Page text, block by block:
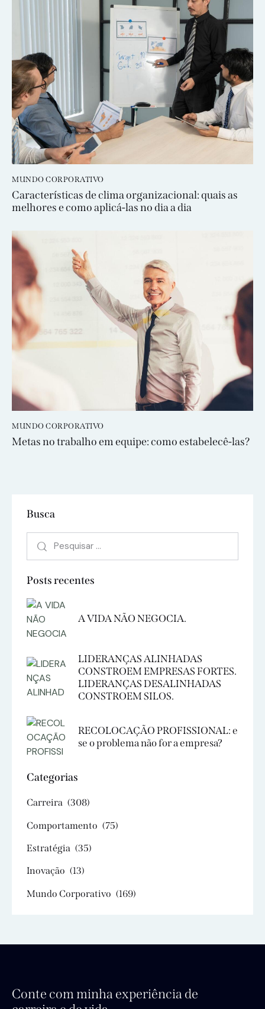
MUNDO CORPORATIVO
Características de clima organizacional: quais as
melhores e como aplicá-las no dia a dia
MUNDO CORPORATIVO
Metas no trabalho em equipe: como estabelecê-las?
Busca
Posts recentes
A VIDA NÃO NEGOCIA.
LIDERANÇAS ALINHADAS
CONSTROEM EMPRESAS FORTES.
LIDERANÇAS DESALINHADAS
CONSTROEM SILOS.
RECOLOCAÇÃO PROFISSIONAL: e
se o problema não for a empresa?
Categorias
Carreira (308)
Comportamento (75)
Estratégia (35)
Inovação (13)
Mundo Corporativo (169)
Conte com minha experiência de